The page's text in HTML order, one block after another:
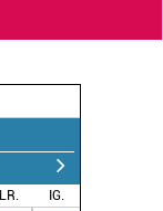
LR.
IG.